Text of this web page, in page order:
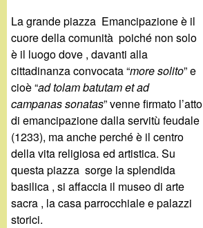
.
g
a
n
d
i
i
r
i
c
e
r
c
a
qui
La grande piazza Emancipazione è il
cuore della comunità poiché non solo
è il luogo dove , davanti alla
cittadinanza convocata “more solito” e
cioè “ad tolam batutam et ad
campanas sonatas” venne firmato l’atto
di emancipazione dalla servitù feudale
(1233), ma anche perché è il centro
della vita religiosa ed artistica. Su
questa piazza sorge la splendida
basilica , si affaccia il museo di arte
sacra , la casa parrocchiale e palazzi
storici.